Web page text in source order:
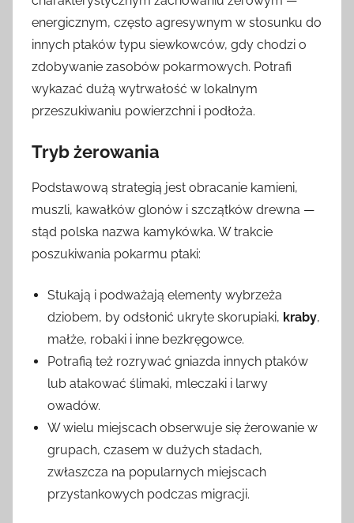
energicznym, często agresywnym w stosunku do
innych ptaków typu siewkowców, gdy chodzi o
zdobywanie zasobów pokarmowych. Potrafi
wykazać dużą wytrwałość w lokalnym
przeszukiwaniu powierzchni i podłoża.
Tryb żerowania
Podstawową strategią jest obracanie kamieni,
muszli, kawałków glonów i szczątków drewna —
stąd polska nazwa kamykówka. W trakcie
poszukiwania pokarmu ptaki:
Stukają i podważają elementy wybrzeża
dziobem, by odsłonić ukryte skorupiaki, kraby,
małże, robaki i inne bezkręgowce.
Potrafią też rozrywać gniazda innych ptaków
lub atakować ślimaki, mleczaki i larwy
owadów.
W wielu miejscach obserwuje się żerowanie w
grupach, czasem w dużych stadach,
zwłaszcza na popularnych miejscach
przystankowych podczas migracji.